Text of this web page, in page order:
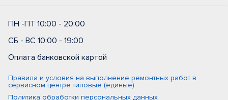
ПН -ПТ 10:00 - 20:00
СБ - ВС 10:00 - 19:00
Оплата банковской картой
Правила и условия на выполнение ремонтных работ в
сервисном центре типовые (единые)
Политика обработки персональных данных